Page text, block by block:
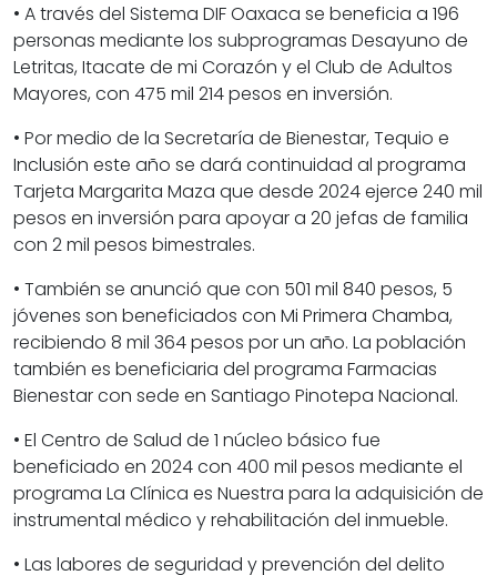
• A través del Sistema DIF Oaxaca se beneficia a 196
personas mediante los subprogramas Desayuno de
Letritas, Itacate de mi Corazón y el Club de Adultos
Mayores, con 475 mil 214 pesos en inversión.
• Por medio de la Secretaría de Bienestar, Tequio e
Inclusión este año se dará continuidad al programa
Tarjeta Margarita Maza que desde 2024 ejerce 240 mil
pesos en inversión para apoyar a 20 jefas de familia
con 2 mil pesos bimestrales.
• También se anunció que con 501 mil 840 pesos, 5
jóvenes son beneficiados con Mi Primera Chamba,
recibiendo 8 mil 364 pesos por un año. La población
también es beneficiaria del programa Farmacias
Bienestar con sede en Santiago Pinotepa Nacional.
• El Centro de Salud de 1 núcleo básico fue
beneficiado en 2024 con 400 mil pesos mediante el
programa La Clínica es Nuestra para la adquisición de
instrumental médico y rehabilitación del inmueble.
• Las labores de seguridad y prevención del delito